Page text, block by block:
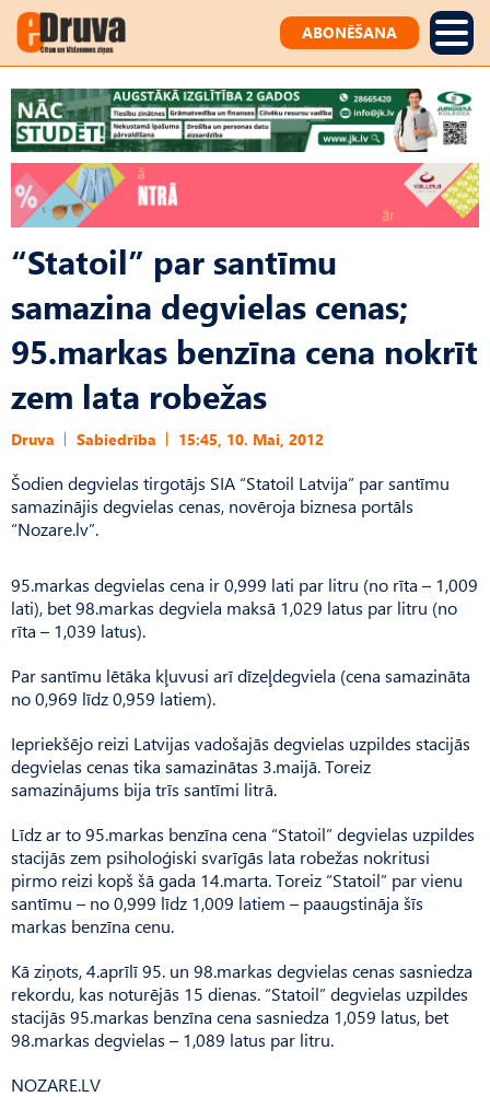
ABONĒŠANA
“Statoil” par santīmu
samazina degvielas cenas;
95.markas benzīna cena nokrīt
zem lata robežas
Druva Sabiedrība 15:45, 10. Mai, 2012
Šodien degvielas tirgotājs SIA “Statoil Latvija” par santīmu
samazinājis degvielas cenas, novēroja biznesa portāls
“Nozare.lv”.
95.markas degvielas cena ir 0,999 lati par litru (no rīta – 1,009
lati), bet 98.markas degviela maksā 1,029 latus par litru (no
rīta – 1,039 latus).
Par santīmu lētāka kļuvusi arī dīzeļdegviela (cena samazināta
no 0,969 līdz 0,959 latiem).
Iepriekšējo reizi Latvijas vadošajās degvielas uzpildes stacijās
degvielas cenas tika samazinātas 3.maijā. Toreiz
samazinājums bija trīs santīmi litrā.
Līdz ar to 95.markas benzīna cena “Statoil” degvielas uzpildes
stacijās zem psiholoģiski svarīgās lata robežas nokritusi
pirmo reizi kopš šā gada 14.marta. Toreiz “Statoil” par vienu
santīmu – no 0,999 līdz 1,009 latiem – paaugstināja šīs
markas benzīna cenu.
Kā ziņots, 4.aprīlī 95. un 98.markas degvielas cenas sasniedza
rekordu, kas noturējās 15 dienas. “Statoil” degvielas uzpildes
stacijās 95.markas benzīna cena sasniedza 1,059 latus, bet
98.markas degvielas – 1,089 latus par litru.
NOZARE.LV